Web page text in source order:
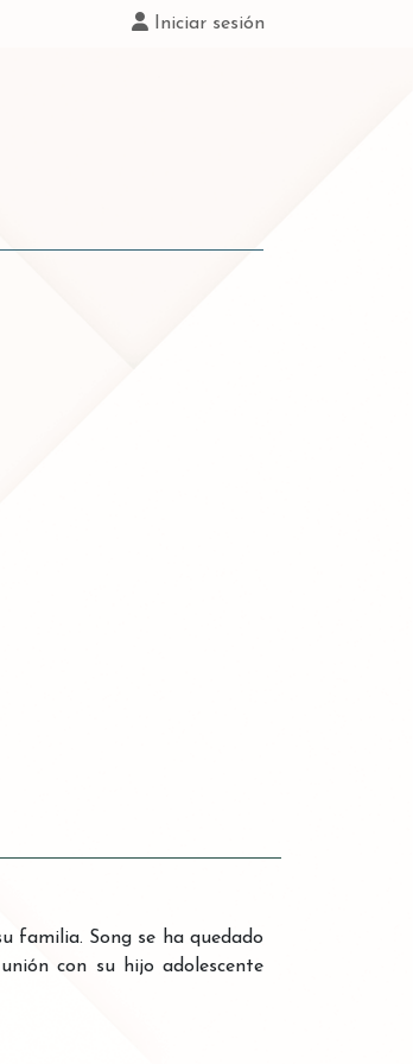
Iniciar sesión
familia. Song se ha quedado
con su hijo adolescente